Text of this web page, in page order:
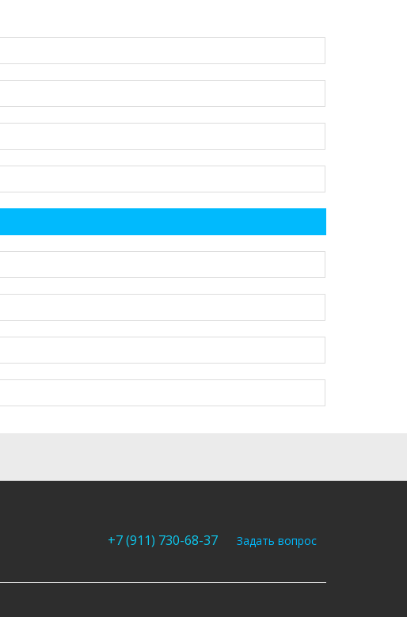
+7 (911) 730-68-37 Задать вопрос